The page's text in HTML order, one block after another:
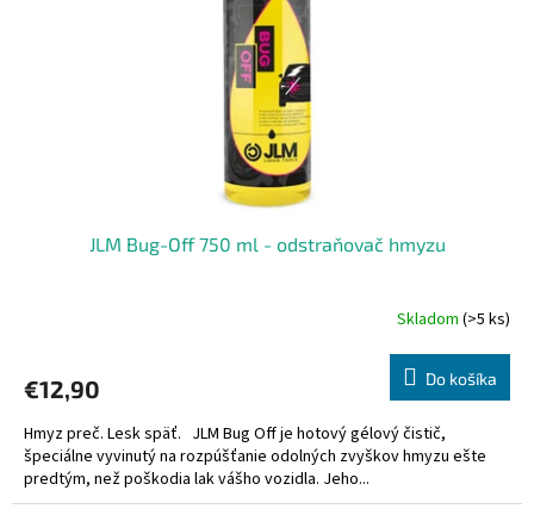
JLM Bug-Off 750 ml - odstraňovač hmyzu
Skladom (>5 ks)
€12,90 Do košíka
Hmyz preč. Lesk späť. JLM Bug Off je hotový gélový čistič,
špeciálne vyvinutý na rozpúšťanie odolných zvyškov hmyzu ešte
predtým, než poškodia lak vášho vozidla. Jeho...